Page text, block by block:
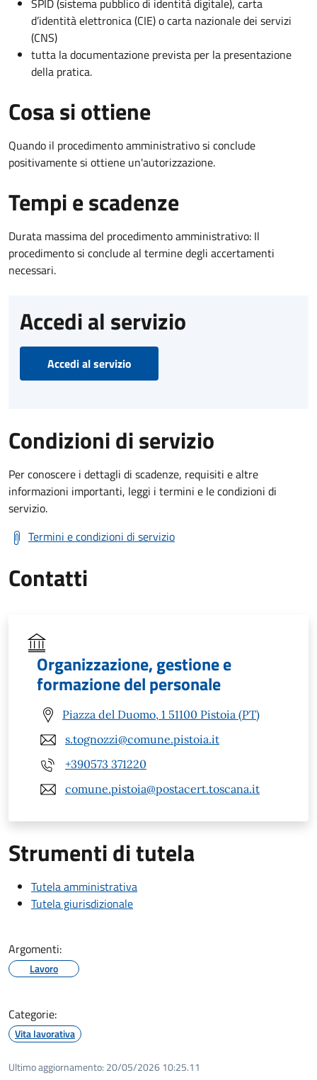
d’identità elettronica (CIE) o carta nazionale dei servizi
(CNS)
tutta la documentazione prevista per la presentazione
della pratica.
Cosa si ottiene
Quando il procedimento amministrativo si conclude
positivamente si ottiene un'autorizzazione.
Tempi e scadenze
Durata massima del procedimento amministrativo: Il
procedimento si conclude al termine degli accertamenti
necessari.
Accedi al servizio
Accedi al servizio
Condizioni di servizio
Per conoscere i dettagli di scadenze, requisiti e altre
informazioni importanti, leggi i termini e le condizioni di
servizio.
Termini e condizioni di servizio
Contatti
Organizzazione, gestione e
formazione del personale
Piazza del Duomo, 1 51100 Pistoia (PT)
s.tognozzi@comune.pistoia.it
+390573 371220
comune.pistoia@postacert.toscana.it
Strumenti di tutela
Tutela amministrativa
Tutela giurisdizionale
Argomenti:
Lavoro
Categorie:
Vita lavorativa
Ultimo aggiornamento: 20/05/2026 10:25.11